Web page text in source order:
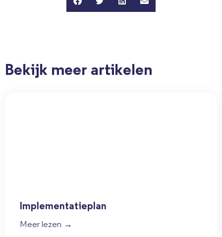
Bekijk meer artikelen
Implementatieplan
Meer lezen →